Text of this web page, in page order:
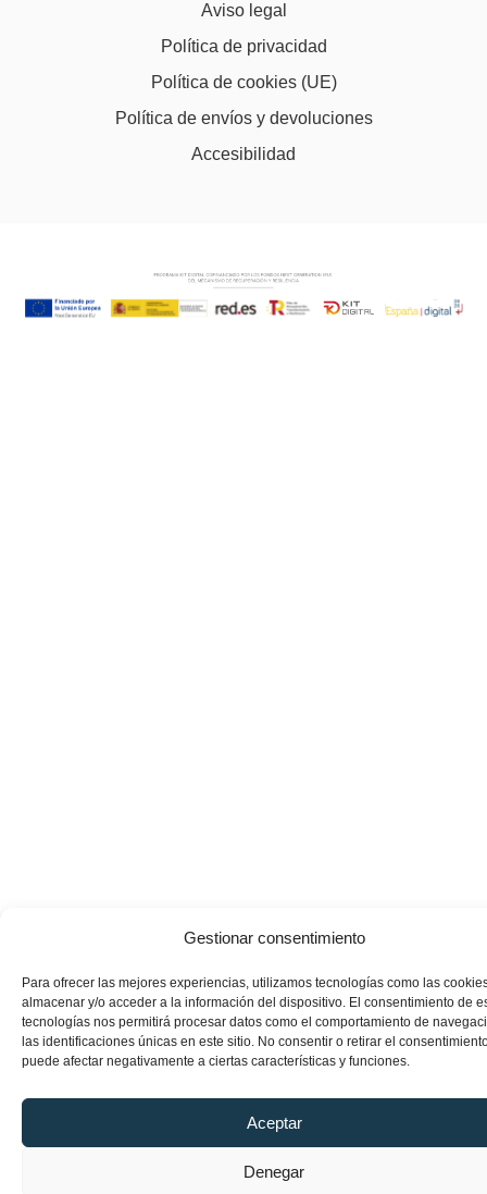
Gestionar consentimiento
Para ofrecer las mejores experiencias, utilizamos tecnologías como las
almacenar y/o acceder a la información del dispositivo. El consentimiento de
tecnologías nos permitirá procesar datos como el comportamiento de
las identificaciones únicas en este sitio. No consentir o retirar el
puede afectar negativamente a ciertas características y funciones.
Aceptar
Denegar
Aviso legal
Política de privacidad
Política de cookies (UE)
Política de envíos y devoluciones
Accesibilidad